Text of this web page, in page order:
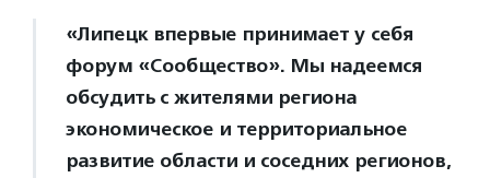
«Липецк впервые принимает у себя
форум «Сообщество». Мы надеемся
обсудить с жителями региона
экономическое и территориальное
развитие области и соседних регионов,